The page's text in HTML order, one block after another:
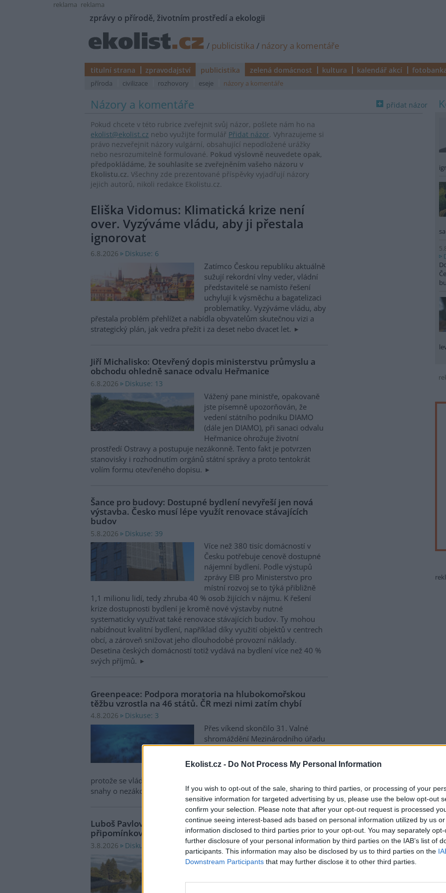
Ekolist.cz - Do Not Process My Personal Information
If you wish to opt-out of the sale, sharing to third parties, or processing of your
sensitive information for targeted advertising by us, please use the below opt-out
confirm your selection. Please note that after your opt-out request is processed
continue seeing interest-based ads based on personal information utilized by us
information disclosed to third parties prior to your opt-out. You may separately
further disclosure of your personal information by third parties on the IAB’s list of
participants. This information may also be disclosed by us to third parties on the
Downstream Participants that may further disclose it to other third parties.
reklama reklama
zprávy o přírodě, životním prostředí a ekologii
/ publicistika / názory a komentáře
titulní strana zpravodajství publicistika zelená domácnost kultura kalendář akcí
příroda civilizace rozhovory eseje názory a komentáře
přidat názor
Názory a komentáře
Pokud chcete v této rubrice zveřejnit svůj názor, pošlete nám ho na
ekolist@ekolist.cz nebo využijte formulář Přidat názor. Vyhrazujeme si
právo nezveřejnit názory vulgární, obsahující nepodložené urážky
nebo nesrozumitelně formulované. Pokud výslovně neuvedete opak,
předpokládáme, že souhlasíte se zveřejněním vašeho názoru v
Ekolistu.cz. Všechny zde prezentované příspěvky vyjadřují názory
jejich autorů, nikoli redakce Ekolistu.cz.
Eliška Vidomus: Klimatická krize není
over. Vyzýváme vládu, aby ji přestala
ignorovat
6.8.2026 Diskuse: 6
Zatímco Českou republiku aktuálně
sužují rekordní vlny veder, vládní
představitelé se namísto řešení
uchylují k výsměchu a bagatelizaci
problematiky. Vyzýváme vládu, aby
přestala problém přehlížet a nabídla obyvatelům skutečnou vizi a
strategický plán, jak vedra přežít i za deset nebo dvacet let.
Jiří Michalisko: Otevřený dopis ministerstvu průmyslu a
obchodu ohledně sanace odvalu Heřmanice
6.8.2026 Diskuse: 13
Vážený pane ministře, opakovaně
jste písemně upozorňován, že
vedení státního podniku DIAMO
(dále jen DIAMO), při sanaci odvalu
Heřmanice ohrožuje životní
prostředí Ostravy a postupuje nezákonně. Tento fakt je potvrzen
stanovisky i rozhodnutím orgánů státní správy a proto tentokrát
volím formu otevřeného dopisu.
Šance pro budovy: Dostupné bydlení nevyřeší jen nová
výstavba. Česko musí lépe využít renovace stávajících
budov
5.8.2026 Diskuse: 39
Více než 380 tisíc domácností v
Česku potřebuje cenově dostupné
nájemní bydlení. Podle výstupů
zprávy EIB pro Ministerstvo pro
místní rozvoj se to týká přibližně
1,1 milionu lidí, tedy zhruba 40 % osob žijících v nájmu. K řešení
krize dostupnosti bydlení je kromě nové výstavby nutné
systematicky využívat také renovace stávajících budov. Ty mohou
nabídnout kvalitní bydlení, například díky využití objektů v centrech
obcí, a zároveň snižovat jeho dlouhodobé provozní náklady.
Desetina českých domácností totiž vydává na bydlení více než 40 %
svých příjmů.
Greenpeace: Podpora moratoria na hlubokomořskou
těžbu vzrostla na 46 států. ČR mezi nimi zatím chybí
4.8.2026 Diskuse: 3
Přes víkend skončilo 31. Valné
shromáždění Mezinárodního úřadu
pro mořské dno (ISA), kde měla své
zastoupení i Česká republika.
Zasedání skončilo zklamáním,
protože se vládám členských států nepodařilo jasně deklarovat, že
snahy o nezákonnou hlubinnou těžbu nebudou tolerovány.
Luboš Pavlovič: Veřejnost může do poloviny srpna
připomínkovat plavební kanál u Přelouče
3.8.2026 Diskuse: 16
Ministerstvo životního prostředí
oznámilo 14. července 2026